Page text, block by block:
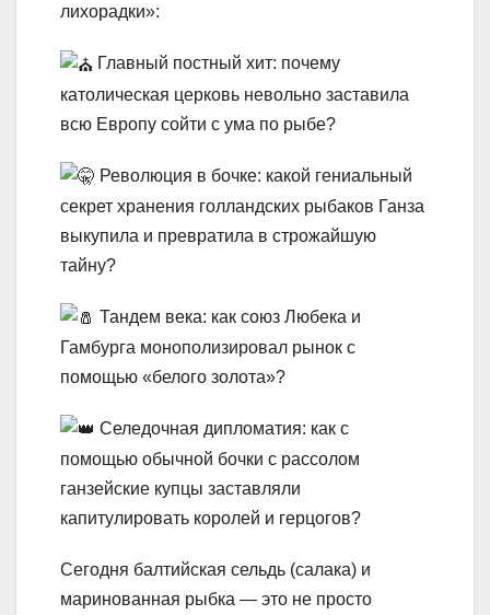
лихорадки»:
Главный постный хит: почему
католическая церковь невольно заставила
всю Европу сойти с ума по рыбе?
Революция в бочке: какой гениальный
секрет хранения голландских рыбаков Ганза
выкупила и превратила в строжайшую
тайну?
Тандем века: как союз Любека и
Гамбурга монополизировал рынок с
помощью «белого золота»?
Селедочная дипломатия: как с
помощью обычной бочки с рассолом
ганзейские купцы заставляли
капитулировать королей и герцогов?
Сегодня балтийская сельдь (салака) и
маринованная рыбка — это не просто